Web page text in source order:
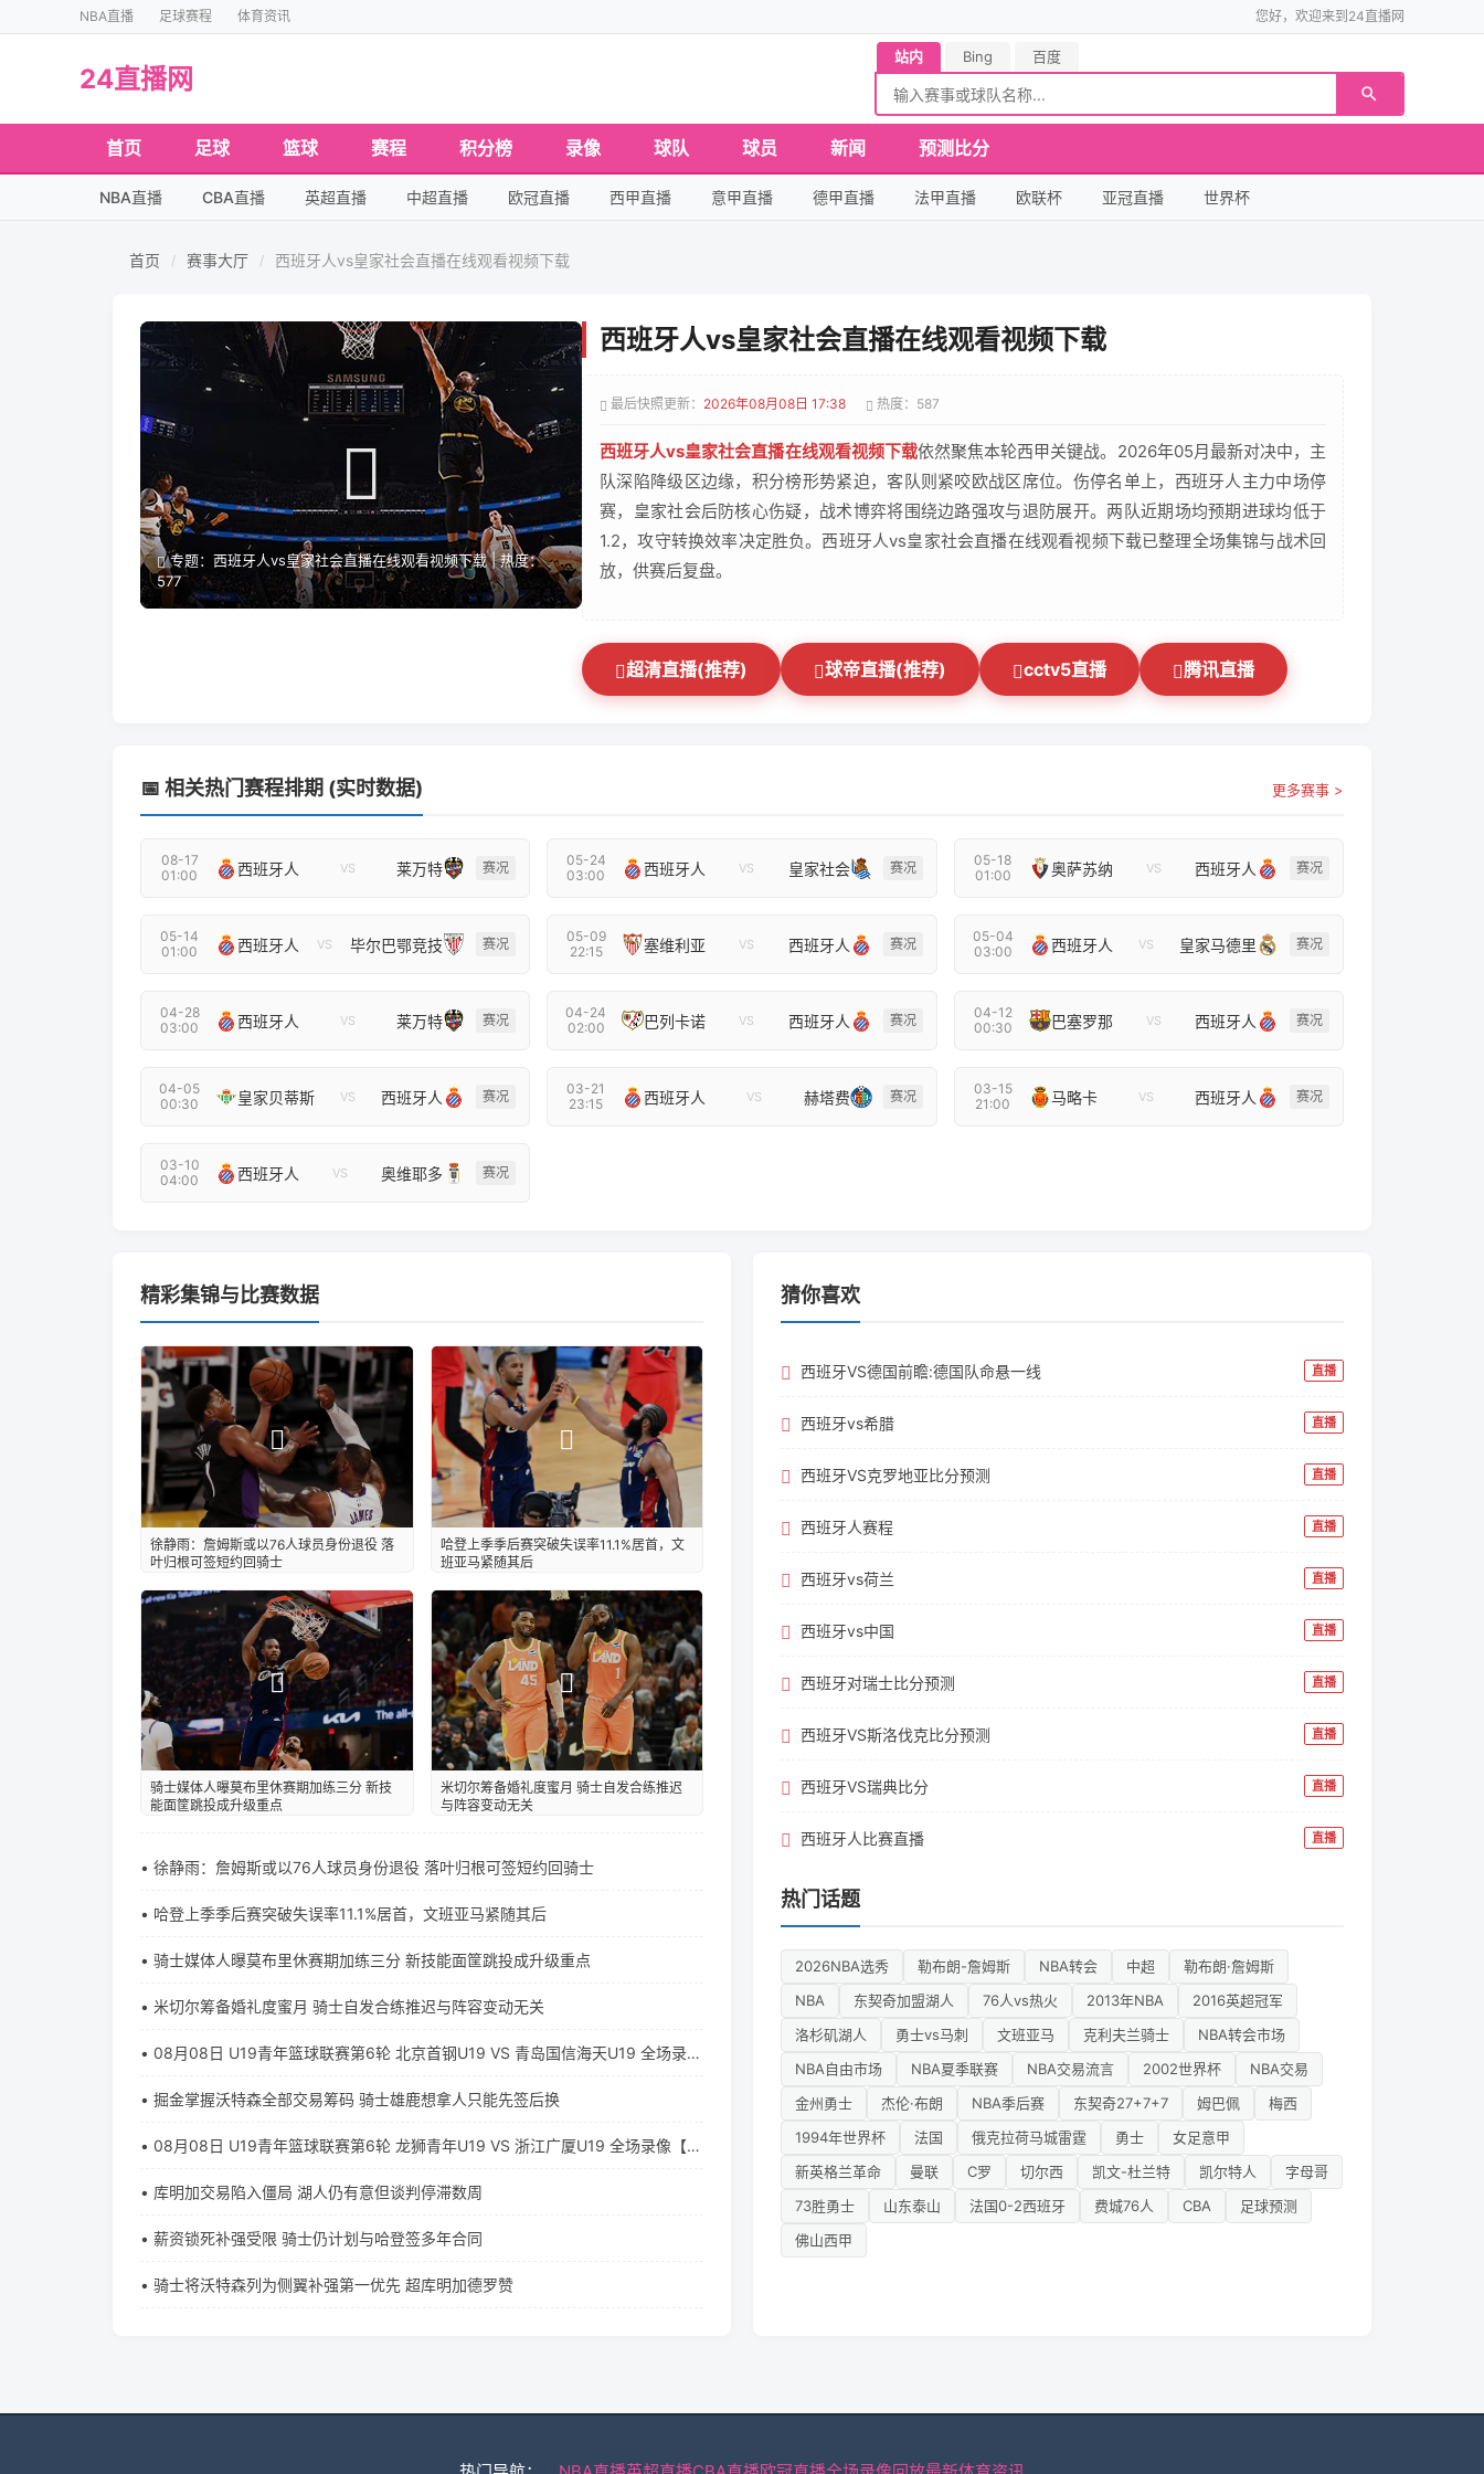
NBA直播 足球赛程 体育资讯 您好，欢迎来到24直播网
24直播网
站内 Bing 百度
首页 足球 篮球 赛程 积分榜 录像 球队 球员 新闻 预测比分
NBA直播 CBA直播 英超直播 中超直播 欧冠直播 西甲直播 意甲直播 德甲直播 法甲直播 欧联杯 亚冠直播 世界杯
首页 / 赛事大厅 / 西班牙人vs皇家社会直播在线观看视频下载
专题：西班牙人vs皇家社会直播在线观看视频下载 | 热度：
577
西班牙人vs皇家社会直播在线观看视频下载
最后快照更新： 2026年08月08日 17:38 热度：587
西班牙人vs皇家社会直播在线观看视频下载依然聚焦本轮西甲关键战。2026年05月最新对决中，主
队深陷降级区边缘，积分榜形势紧迫，客队则紧咬欧战区席位。伤停名单上，西班牙人主力中场停
赛，皇家社会后防核心伤疑，战术博弈将围绕边路强攻与退防展开。两队近期场均预期进球均低于
1.2，攻守转换效率决定胜负。西班牙人vs皇家社会直播在线观看视频下载已整理全场集锦与战术回
放，供赛后复盘。
超清直播(推荐) 球帝直播(推荐) cctv5直播 腾讯直播
📅 相关热门赛程排期 (实时数据) 更多赛事 >
08-17
01:00
西班牙人 VS 莱万特 赛况
05-24
03:00
西班牙人 VS 皇家社会 赛况
05-18
01:00
奥萨苏纳 VS 西班牙人 赛况
05-14
01:00
西班牙人 VS 毕尔巴鄂竞技 赛况
05-09
22:15
塞维利亚 VS 西班牙人 赛况
05-04
03:00
西班牙人 VS 皇家马德里 赛况
04-28
03:00
西班牙人 VS 莱万特 赛况
04-24
02:00
巴列卡诺 VS 西班牙人 赛况
04-12
00:30
巴塞罗那 VS 西班牙人 赛况
04-05
00:30
皇家贝蒂斯 VS 西班牙人 赛况
03-21
23:15
西班牙人 VS 赫塔费 赛况
03-15
21:00
马略卡 VS 西班牙人 赛况
03-10
04:00
西班牙人 VS 奥维耶多 赛况
精彩集锦与比赛数据
徐静雨：詹姆斯或以76人球员身份退役 落
叶归根可签短约回骑士
哈登上季季后赛突破失误率11.1%居首，文
班亚马紧随其后
骑士媒体人曝莫布里休赛期加练三分 新技
能面筐跳投成升级重点
米切尔筹备婚礼度蜜月 骑士自发合练推迟
与阵容变动无关
• 徐静雨：詹姆斯或以76人球员身份退役 落叶归根可签短约回骑士
• 哈登上季季后赛突破失误率11.1%居首，文班亚马紧随其后
• 骑士媒体人曝莫布里休赛期加练三分 新技能面筐跳投成升级重点
• 米切尔筹备婚礼度蜜月 骑士自发合练推迟与阵容变动无关
• 08月08日 U19青年篮球联赛第6轮 北京首钢U19 VS 青岛国信海天U19 全场录像
• 掘金掌握沃特森全部交易筹码 骑士雄鹿想拿人只能先签后换
• 08月08日 U19青年篮球联赛第6轮 龙狮青年U19 VS 浙江广厦U19 全场录像【全
• 库明加交易陷入僵局 湖人仍有意但谈判停滞数周
• 薪资锁死补强受限 骑士仍计划与哈登签多年合同
• 骑士将沃特森列为侧翼补强第一优先 超库明加德罗赞
猜你喜欢
西班牙VS德国前瞻:德国队命悬一线 直播
西班牙vs希腊 直播
西班牙VS克罗地亚比分预测 直播
西班牙人赛程 直播
西班牙vs荷兰 直播
西班牙vs中国 直播
西班牙对瑞士比分预测 直播
西班牙VS斯洛伐克比分预测 直播
西班牙VS瑞典比分 直播
西班牙人比赛直播 直播
热门话题
2026NBA选秀 勒布朗-詹姆斯 NBA转会 中超
勒布朗·詹姆斯
NBA
东契奇加盟湖人 76人vs热火 2013年NBA
2016英超冠军
洛杉矶湖人
勇士vs马刺 文班亚马 克利夫兰骑士
NBA转会市场
NBA自由市场
NBA夏季联赛 NBA交易流言 2002世界杯
NBA交易
金州勇士
杰伦·布朗 NBA季后赛 东契奇27+7+7 姆巴佩
梅西
1994年世界杯
法国 俄克拉荷马城雷霆 勇士
女足意甲
新英格兰革命
曼联 C罗 切尔西 凯文-杜兰特 凯尔特人
字母哥
73胜勇士
山东泰山 法国0-2西班牙 费城76人 CBA
足球预测
佛山西甲